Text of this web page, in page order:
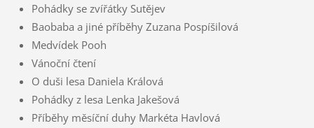
Pohádky se zvířátky Sutějev
Baobaba a jiné příběhy Zuzana Pospíšilová
Medvídek Pooh
Vánoční čtení
O duši lesa Daniela Králová
Pohádky z lesa Lenka Jakešová
Příběhy měsíční duhy Markéta Havlová